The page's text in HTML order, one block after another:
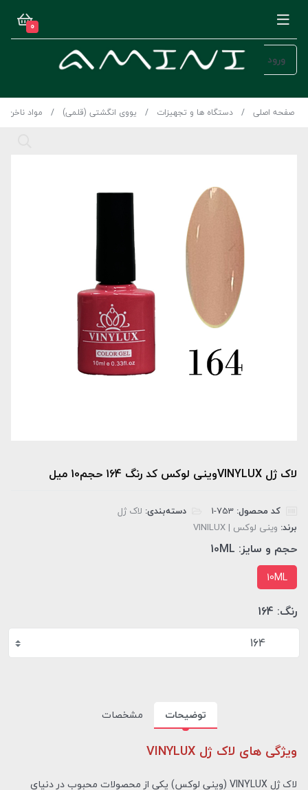
0
ورود
صفحه اصلی دستگاه ها و تجهیزات یووی انگشتی (قلمی) مواد ناخن
لاک ژل VINYLUXوینی لوکس کد رنگ 164 حجم10 میل
کد محصول: دسته‌بندی: لاک ژل
برند: وینی لوکس | VINILUX
حجم و سایز: 10ML
10ML
رنگ: 164
164
توضیحات مشخصات
ویژگی های لاک ژل VINYLUX
لاک ژل VINYLUX (وینی لوکس) یکی از محصولات محبوب در دنیای